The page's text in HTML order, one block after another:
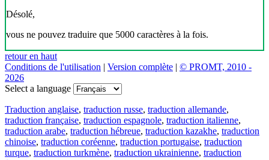
Désolé,
vous ne pouvez traduire que 5000 caractères à la fois.
retour en haut
Conditions de l'utilisation | Version complète | © PROMT, 2010 -
2026
Select a language
Traduction anglaise, traduction russe, traduction allemande,
traduction française, traduction espagnole, traduction italienne,
traduction arabe, traduction hébreue, traduction kazakhe, traduction
chinoise, traduction coréenne, traduction portugaise, traduction
turque, traduction turkmène, traduction ukrainienne, traduction